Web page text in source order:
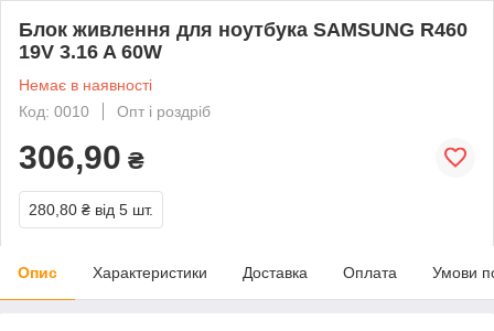
Блок живлення для ноутбука SAMSUNG R460
19V 3.16 A 60W
Немає в наявності
Код: 0010
Опт і роздріб
306,90 ₴
280,80 ₴ від 5 шт.
Опис Характеристики Доставка Оплата Умови